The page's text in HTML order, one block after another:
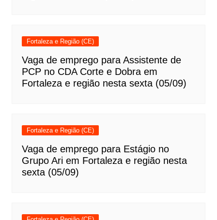
Fortaleza e Região (CE)
Vaga de emprego para Assistente de
PCP no CDA Corte e Dobra em
Fortaleza e região nesta sexta (05/09)
Fortaleza e Região (CE)
Vaga de emprego para Estágio no
Grupo Ari em Fortaleza e região nesta
sexta (05/09)